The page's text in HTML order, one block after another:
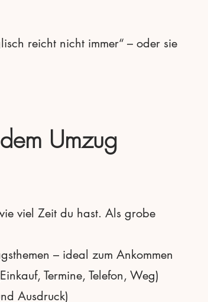
reicht nicht immer“ – oder sie
Umzug
viel Zeit du hast. Als grobe
– ideal zum Ankommen
Termine, Telefon, Weg)
Ausdruck)